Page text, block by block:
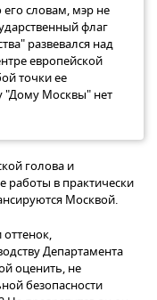
словам, мэр не
флаг
развевался над
европейской
точки ее
"Дому Москвы" нет
голова и
работы в практически
Москвой.
Департамента
оценить, не
безопасности